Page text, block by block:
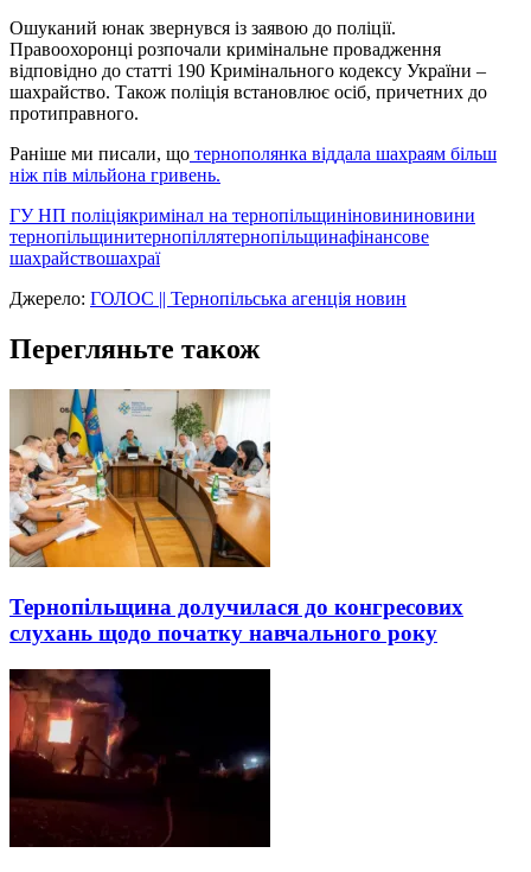
Ошуканий юнак звернувся із заявою до поліції.
Правоохоронці розпочали кримінальне провадження
відповідно до статті 190 Кримінального кодексу України –
шахрайство. Також поліція встановлює осіб, причетних до
протиправного.
Раніше ми писали, що тернополянка віддала шахраям більш
ніж пів мільйона гривень.
ГУ НП поліціякримінал на тернопільщиніновининовини
тернопільщинитернопіллятернопільщинафінансове
шахрайствошахраї
Джерело: ГОЛОС || Тернопільська агенція новин
Перегляньте також
Тернопільщина долучилася до конгресових
слухань щодо початку навчального року